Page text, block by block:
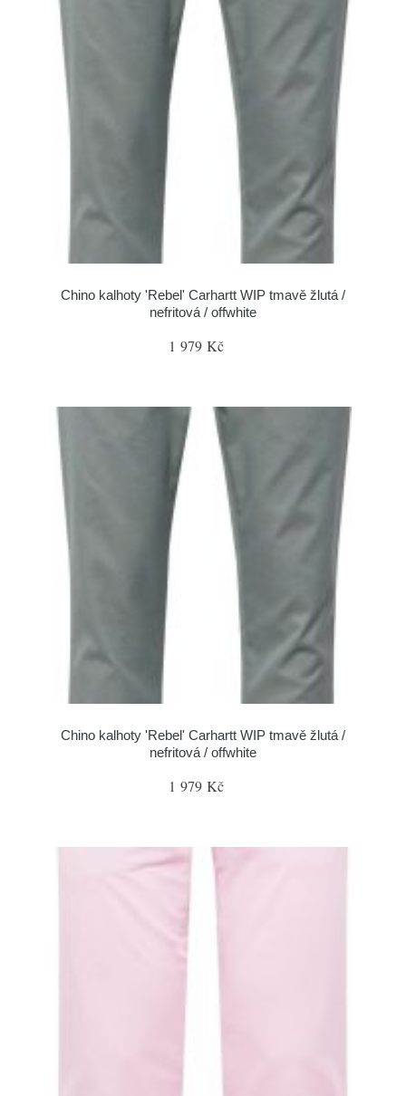
Chino kalhoty 'Rebel' Carhartt WIP tmavě žlutá /
nefritová / offwhite
1 979 Kč
Chino kalhoty 'Rebel' Carhartt WIP tmavě žlutá /
nefritová / offwhite
1 979 Kč